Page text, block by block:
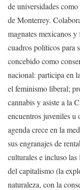
de universidades
de Monterrey.
magnates mexicanos
cuadros políticos para
concebido como
nacional: participa en
el feminismo liberal;
cannabis y asiste a la
encuentros juveniles u
agenda crece en la
sus engranajes de
culturales e incluso las
del capitalismo (la
naturaleza, con la